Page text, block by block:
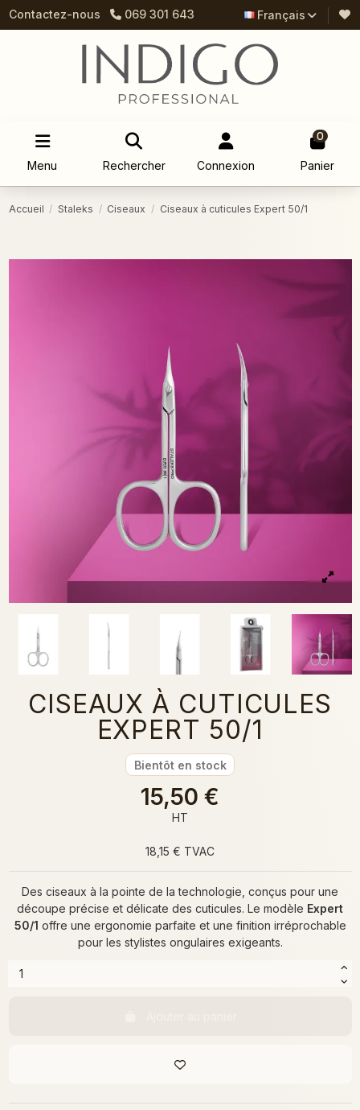
Contactez-nous 069 301 643 Français
Menu Rechercher Connexion
0
Panier
Accueil Staleks Ciseaux Ciseaux à cuticules Expert 50/1
CISEAUX À CUTICULES
EXPERT 50/1
Bientôt en stock
15,50 €
HT
18,15 € TVAC
Des ciseaux à la pointe de la technologie, conçus pour une
découpe précise et délicate des cuticules. Le modèle Expert
50/1 offre une ergonomie parfaite et une finition irréprochable
pour les stylistes ongulaires exigeants.